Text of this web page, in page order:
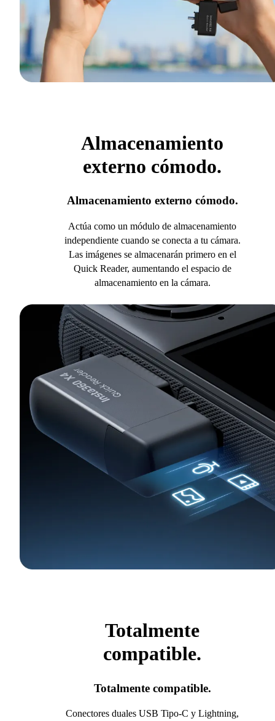
Almacenamiento
externo cómodo.
Almacenamiento externo cómodo.
Actúa como un módulo de almacenamiento
independiente cuando se conecta a tu cámara.
Las imágenes se almacenarán primero en el
Quick Reader, aumentando el espacio de
almacenamiento en la cámara.
Totalmente
compatible.
Totalmente compatible.
Conectores duales USB Tipo-C y Lightning,